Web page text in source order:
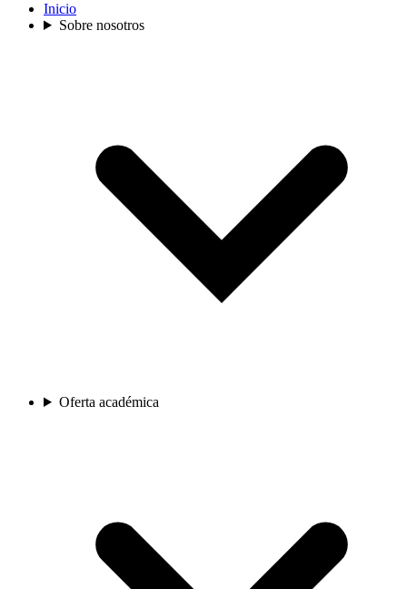
Inicio
Sobre nosotros
Oferta académica